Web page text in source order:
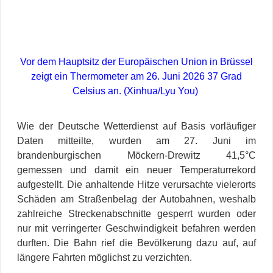
Vor dem Hauptsitz der Europäischen Union in Brüssel
zeigt ein Thermometer am 26. Juni 2026 37 Grad
Celsius an. (Xinhua/Lyu You)
Wie der Deutsche Wetterdienst auf Basis vorläufiger
Daten mitteilte, wurden am 27. Juni im
brandenburgischen Möckern-Drewitz 41,5°C
gemessen und damit ein neuer Temperaturrekord
aufgestellt. Die anhaltende Hitze verursachte vielerorts
Schäden am Straßenbelag der Autobahnen, weshalb
zahlreiche Streckenabschnitte gesperrt wurden oder
nur mit verringerter Geschwindigkeit befahren werden
durften. Die Bahn rief die Bevölkerung dazu auf, auf
längere Fahrten möglichst zu verzichten.